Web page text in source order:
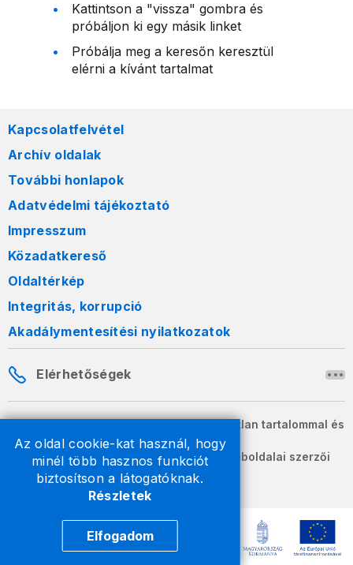
Az oldal cookie-kat használ, hogy
minél több hasznos funkciót
biztosítson a látogatóknak.
Részletek
Elfogadom
Kattintson a "vissza" gombra és
próbáljon ki egy másik linket
Próbálja meg a keresőn keresztül
elérni a kívánt tartalmat
Kapcsolatfelvétel
Archív oldalak
További honlapok
Adatvédelmi tájékoztató
Impresszum
Közadatkereső
Oldaltérkép
Integritás, korrupció
Akadálymentesítési nyilatkozatok
Elérhetőségek
A honlapon szereplő információk változatlan tartalommal és
formában szabadon terjeszthetők.
2026 © A Nemzeti Adó- és Vámhivatal weboldalai szerzői
jogvédelem alatt állnak.